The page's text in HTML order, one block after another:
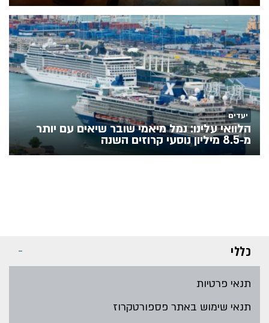
יעדים
הלוואי עלינו: נמל מיאמי שובר שיאים עם יותר
מ‑8.5 מיליון נוסעי קרוזים השנה
כללי
תנאי פרטיות
תנאי שימוש באתר פספורטקרוז